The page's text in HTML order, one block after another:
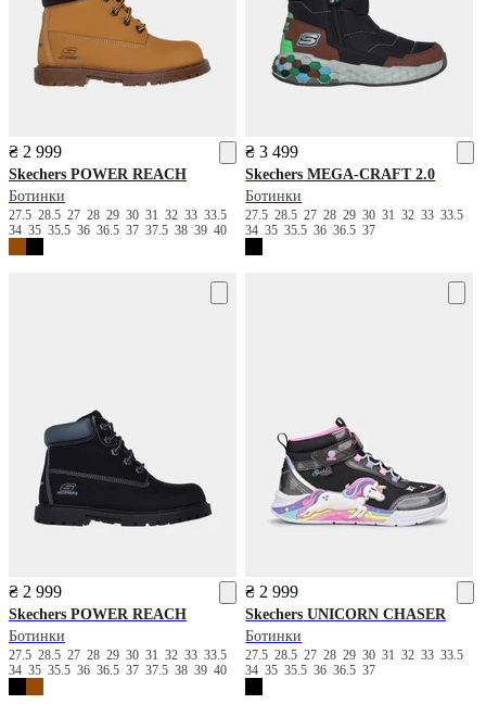
₴ 2 999
Skechers POWER REACH
Ботинки
27.5 28.5 27 28 29 30 31 32 33 33.5
34 35 35.5 36 36.5 37 37.5 38 39 40
₴ 3 499
Skechers MEGA-CRAFT 2.0
Ботинки
27.528.52728293031323333.5
343535.53636.537
₴ 2 999
Skechers POWER REACH
Ботинки
27.5 28.5 27 28 29 30 31 32 33 33.5
34 35 35.5 36 36.5 37 37.5 38 39 40
₴ 2 999
Skechers UNICORN CHASER
Ботинки
27.528.52728293031323333.5
343535.53636.537